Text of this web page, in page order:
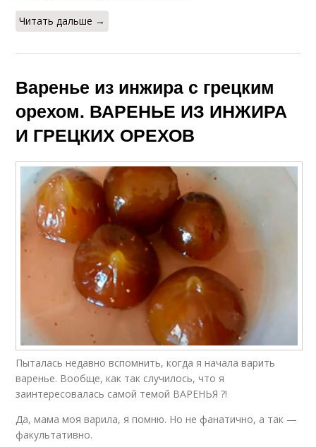
Читать дальше →
Варенье из инжира с грецким
орехом. ВАРЕНЬЕ ИЗ ИНЖИРА
И ГРЕЦКИХ ОРЕХОВ
Пыталась недавно вспомнить, когда я начала варить
варенье. Вообще, как так случилось, что я
заинтересовалась самой темой ВАРЕНЬЯ ?!
Да, мама моя варила, я помню. Но не фанатично, а так —
факультативно.